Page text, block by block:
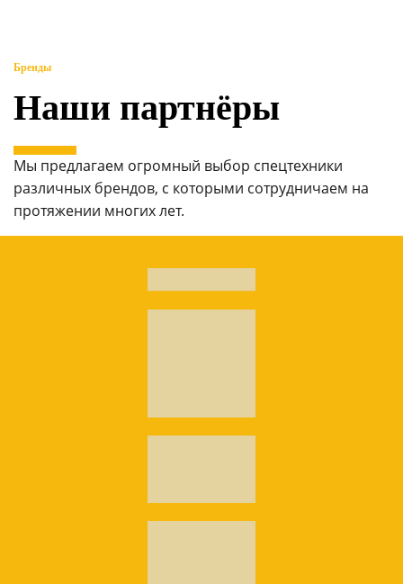
Бренды
Наши партнёры
Мы предлагаем огромный выбор спецтехники
различных брендов, с которыми сотрудничаем на
протяжении многих лет.